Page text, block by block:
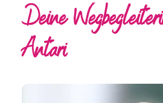
Deine
Antari